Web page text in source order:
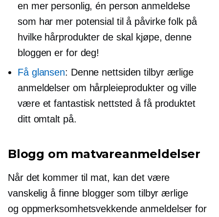
en mer personlig,én person anmeldelse
som har mer potensial til å påvirke folk på
hvilke hårprodukter de skal kjøpe, denne
bloggen er for deg!
Få glansen: Denne nettsiden tilbyr ærlige
anmeldelser om hårpleieprodukter og ville
være et fantastisk nettsted å få produktet
ditt omtalt på.
Blogg om matvareanmeldelser
Når det kommer til mat, kan det være
vanskelig å finne blogger som tilbyr ærlige
og oppmerksomhetsvekkendeanmeldelser for